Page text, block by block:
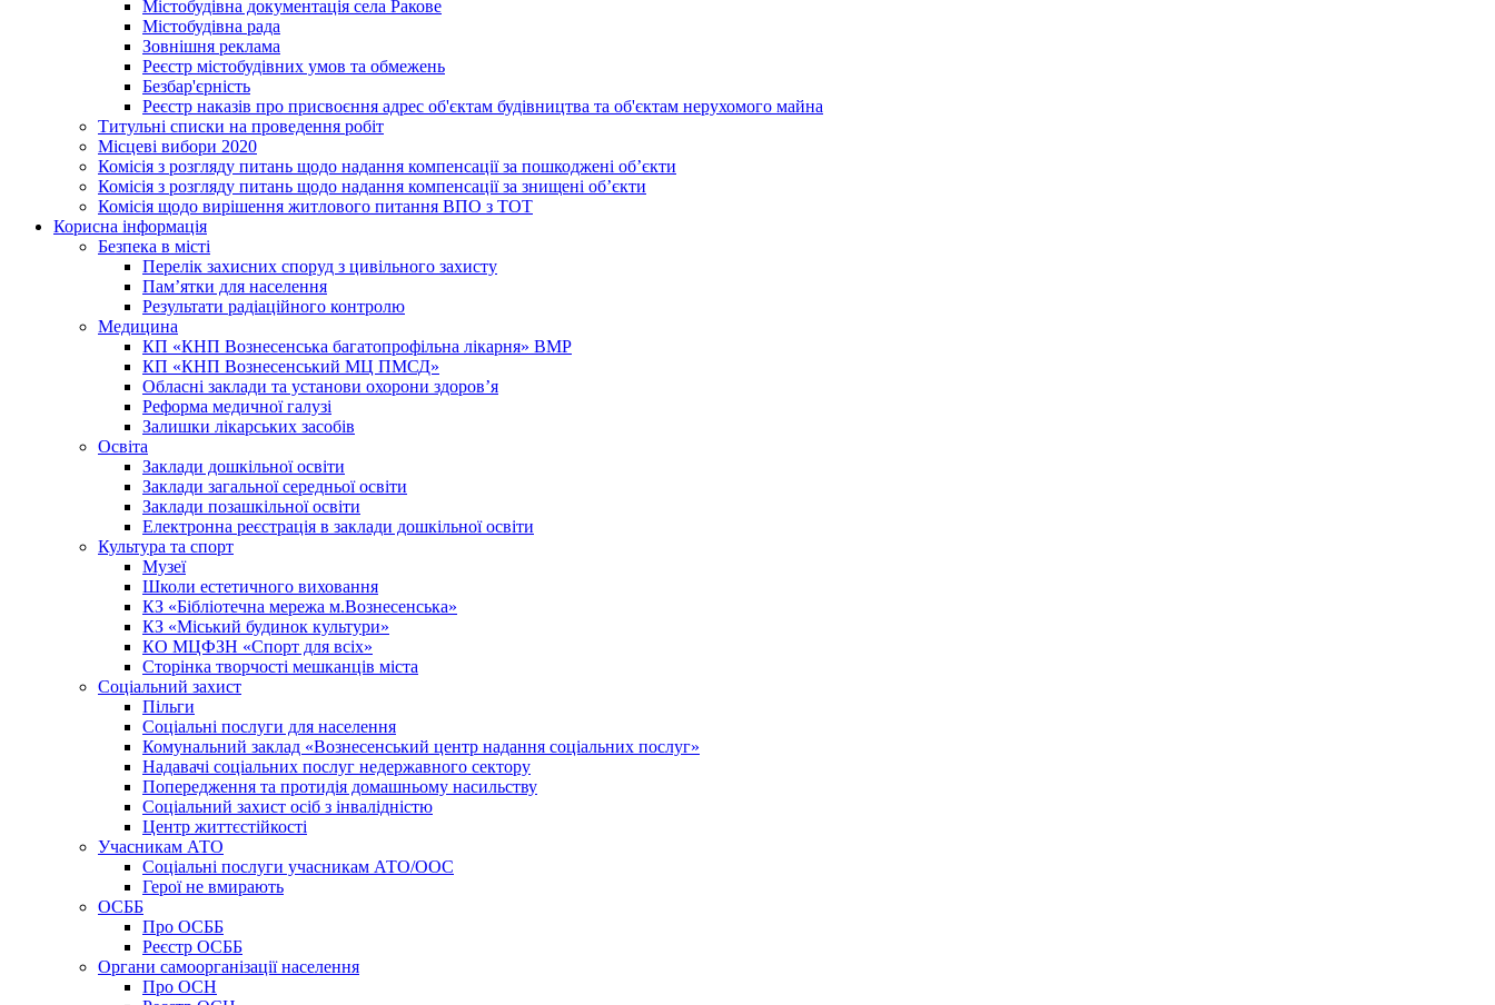
Містобудівна документація села Ракове
Містобудівна рада
Зовнішня реклама
Реєстр містобудівних умов та обмежень
Безбар'єрність
Реєстр наказів про присвоєння адрес об'єктам будівництва та об'єктам нерухомого майна
Титульні списки на проведення робіт
Місцеві вибори 2020
Комісія з розгляду питань щодо надання компенсації за пошкоджені об’єкти
Комісія з розгляду питань щодо надання компенсації за знищені об’єкти
Комісія щодо вирішення житлового питання ВПО з ТОТ
Корисна інформація
Безпека в місті
Перелік захисних споруд з цивільного захисту
Пам’ятки для населення
Результати радіаційного контролю
Медицина
КП «КНП Вознесенська багатопрофільна лікарня» ВМР
КП «КНП Вознесенський МЦ ПМСД»
Обласні заклади та установи охорони здоров’я
Реформа медичної галузі
Залишки лікарських засобів
Освіта
Заклади дошкільної освіти
Заклади загальної середньої освіти
Заклади позашкільної освіти
Електронна реєстрація в заклади дошкільної освіти
Культура та спорт
Музеї
Школи естетичного виховання
КЗ «Бібліотечна мережа м.Вознесенська»
КЗ «Міський будинок культури»
КО МЦФЗН «Спорт для всіх»
Сторінка творчості мешканців міста
Соціальний захист
Пільги
Соціальні послуги для населення
Комунальний заклад «Вознесенський центр надання соціальних послуг»
Надавачі соціальних послуг недержавного сектору
Попередження та протидія домашньому насильству
Соціальний захист осіб з інвалідністю
Центр життєстійкості
Учасникам АТО
Соціальні послуги учасникам АТО/ООС
Герої не вмирають
ОСББ
Про ОСББ
Реєстр ОСББ
Органи самоорганізації населення
Про ОСН